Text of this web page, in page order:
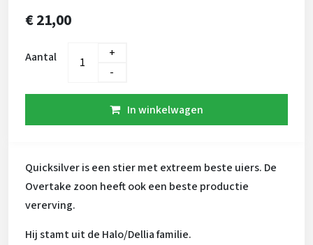
Quicksilver is een stier met extreem beste uiers. De
Overtake zoon heeft ook een beste productie
vererving.
Hij stamt uit de Halo/Dellia familie.
€ 21,00
Aantal
+
-
In winkelwagen